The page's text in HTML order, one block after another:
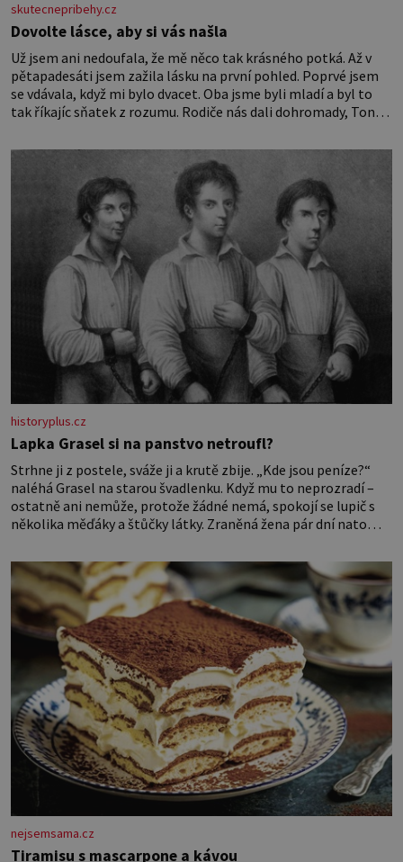
skutecnepribehy.cz
Dovolte lásce, aby si vás našla
Už jsem ani nedoufala, že mě něco tak krásného potká. Až v
pětapadesáti jsem zažila lásku na první pohled. Poprvé jsem
se vdávala, když mi bylo dvacet. Oba jsme byli mladí a byl to
tak říkajíc sňatek z rozumu. Rodiče nás dali dohromady, Toník
nesvědčilo, brzy jsme zjistili, že
historyplus.cz
Lapka Grasel si na panstvo netroufl?
Strhne ji z postele, sváže ji a krutě zbije. „Kde jsou peníze?“
naléhá Grasel na starou švadlenku. Když mu to neprozradí –
ostatně ani nemůže, protože žádné nemá, spokojí se lupič s
několika měďáky a štůčky látky. Zraněná žena pár dní nato
dlouho po jeho smrti
nejsemsama.cz
Tiramisu s mascarpone a kávou